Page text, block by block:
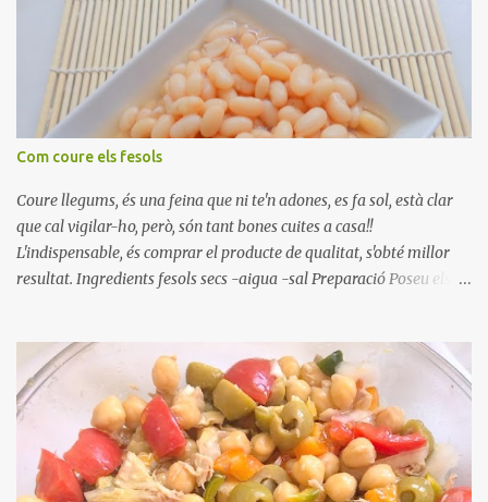
Com coure els fesols
Coure llegums, és una feina que ni te'n adones, es fa sol, està clar
que cal vigilar-ho, però, són tant bones cuites a casa!!
L'indispensable, és comprar el producte de qualitat, s'obté millor
resultat. Ingredients fesols secs -aigua -sal Preparació Poseu els
quan arrenca el bull, canvieu l'aigua bullint, per aigua freda,
repetiu dues o tres vegades, abaixeu el foc i atureu la ebullició, dues
o tres vegades afegint aigua freda, han de coure a foc baix, quasi
be, sense bullir i sempre sempre, amb l'olla tapada, entre 1 hora i 1
hora i mitja. Saleu 10 minuts abans de retirar del foc. Heu de veure
vosaltres el moment en que ja estan cuites. Anotacions Deixeu